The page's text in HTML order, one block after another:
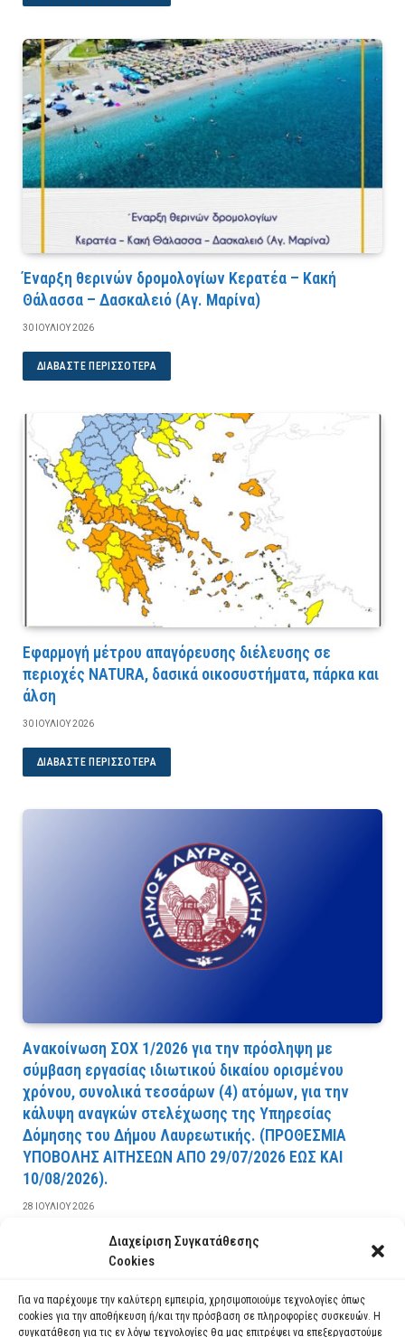
Διαχείριση Συγκατάθεσης
Cookies
Για να παρέχουμε την καλύτερη εμπειρία, χρησιμοποιούμε τεχνολογίες όπως
cookies για την αποθήκευση ή/και την πρόσβαση σε πληροφορίες συσκευών. Η
συγκατάθεση για τις εν λόγω τεχνολογίες θα μας επιτρέψει να επεξεργαστούμε
Έναρξη θερινών δρομολογίων Κερατέα – Κακή
Θάλασσα – Δασκαλειό (Αγ. Μαρίνα)
30 ΙΟΥΛΊΟΥ 2026
ΔΙΑΒΆΣΤΕ ΠΕΡΙΣΣΌΤΕΡΑ
Εφαρμογή μέτρου απαγόρευσης διέλευσης σε
περιοχές NATURA, δασικά οικοσυστήματα, πάρκα και
άλση
30 ΙΟΥΛΊΟΥ 2026
ΔΙΑΒΆΣΤΕ ΠΕΡΙΣΣΌΤΕΡΑ
Ανακοίνωση ΣΟΧ 1/2026 για την πρόσληψη με
σύμβαση εργασίας ιδιωτικού δικαίου ορισμένου
χρόνου, συνολικά τεσσάρων (4) ατόμων, για την
κάλυψη αναγκών στελέχωσης της Υπηρεσίας
Δόμησης του Δήμου Λαυρεωτικής. (ΠPOΘEΣMIA
YΠOBOΛHΣ AITHΣEΩN AΠO 29/07/2026 EΩΣ KAI
10/08/2026).
28 ΙΟΥΛΊΟΥ 2026
ΔΙΑΒΆΣΤΕ ΠΕΡΙΣΣΌΤΕΡΑ